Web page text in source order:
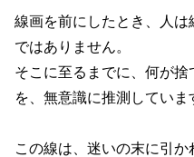
線画を前にしたとき、人
ではありません。
そこに至るまでに、何が
を、無意識に推測していま
この線は、迷いの末に引か